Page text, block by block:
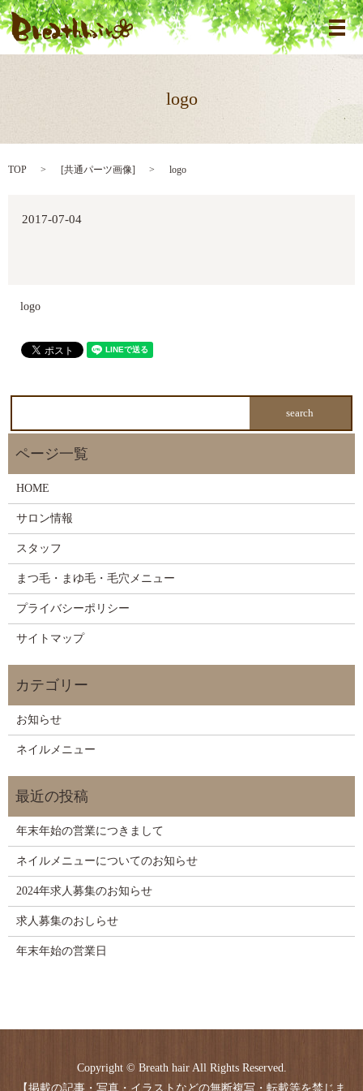
メ
logo
TOP [共通パーツ画像] logo
2017-07-04
logo
HOME
サロン情報
スタッフ
まつ毛・まゆ毛・毛穴メニュー
プライバシーポリシー
サイトマップ
お知らせ
ネイルメニュー
年末年始の営業につきまして
ネイルメニューについてのお知らせ
2024年求人募集のお知らせ
求人募集のおしらせ
年末年始の営業日
Copyright © Breath hair All Rights Reserved.
【掲載の記事・写真・イラストなどの無断複写・転載等を禁じま